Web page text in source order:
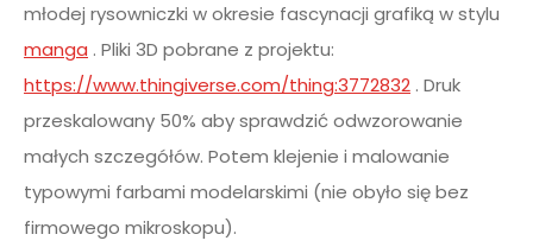
młodej rysowniczki w okresie fascynacji grafiką w stylu
manga . Pliki 3D pobrane z projektu:
https://www.thingiverse.com/thing:3772832 . Druk
przeskalowany 50% aby sprawdzić odwzorowanie
małych szczegółów. Potem klejenie i malowanie
typowymi farbami modelarskimi (nie obyło się bez
firmowego mikroskopu).